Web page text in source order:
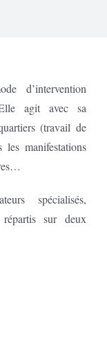
d’intervention
agit avec sa
(travail de
les manifestations
spécialisés,
sur deux